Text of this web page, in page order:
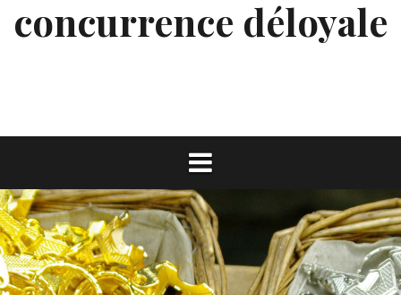
concurrence déloyale